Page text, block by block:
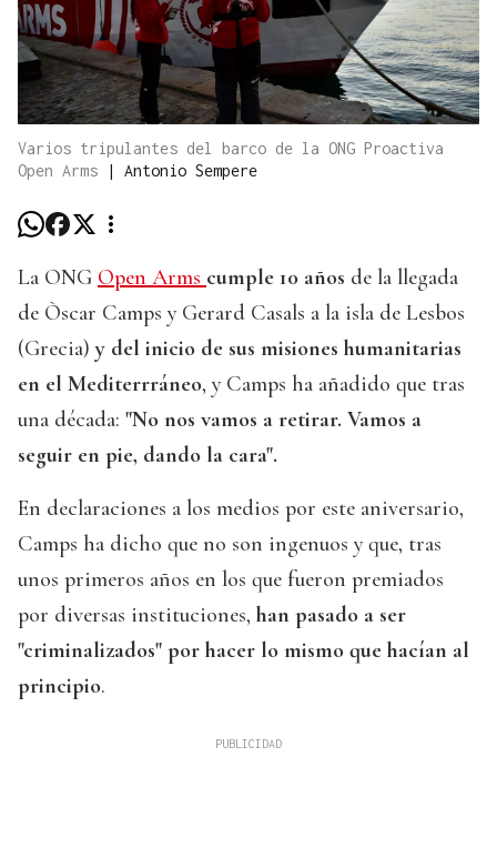
Varios tripulantes del barco de la ONG Proactiva
Open Arms
| Antonio Sempere
La ONG Open Arms cumple 10 años de la llegada
de Òscar Camps y Gerard Casals a la isla de Lesbos
(Grecia)y del inicio de sus misiones humanitarias
en el Mediterrráneo, y Camps ha añadido que tras
una década: "No nos vamos a retirar. Vamos a
seguir en pie, dando la cara".
En declaraciones a los medios por este aniversario,
Camps ha dicho que no son ingenuos y que, tras
unos primeros años en los que fueron premiados
por diversas instituciones, han pasado a ser
"criminalizados" por hacer lo mismo que hacían al
principio.